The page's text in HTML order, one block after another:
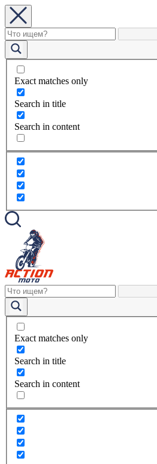
Exact matches only
Search in title
Search in content
Exact matches only
Search in title
Search in content